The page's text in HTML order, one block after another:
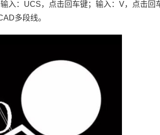
入：UCS，点击回车键；输入：V，点击回
多段线。